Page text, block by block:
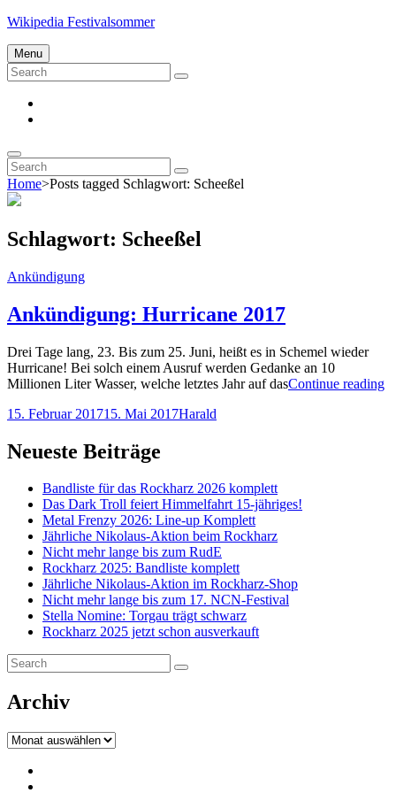
Skip
content
Wikipedia Festivalsommer
Menu
Search
for:
Search
Search
Search
for:
Search
Home>Posts tagged Schlagwort: Scheeßel
Schlagwort: Scheeßel
Cat
Ankündigung
Ankündigung: Hurricane 2017
Drei Tage lang, 23. Bis zum 25. Juni, heißt es in Schemel wieder
Hurricane! Bei solch einem Ausruf werden Gedanke an 10
Millionen Liter Wasser, welche letztes Jahr auf dasContinue reading
Posted-
15. Februar 201715. Mai 2017By
Byline
Harald
Neueste Beiträge
Bandliste für das Rockharz 2026 komplett
Das Dark Troll feiert Himmelfahrt 15-jähriges!
Metal Frenzy 2026: Line-up Komplett
Jährliche Nikolaus-Aktion beim Rockharz
Nicht mehr lange bis zum RudE
Rockharz 2025: Bandliste komplett
Jährliche Nikolaus-Aktion im Rockharz-Shop
Nicht mehr lange bis zum 17. NCN-Festival
Stella Nomine: Torgau trägt schwarz
Rockharz 2025 jetzt schon ausverkauft
Search
for:
Search
Archiv
Archiv